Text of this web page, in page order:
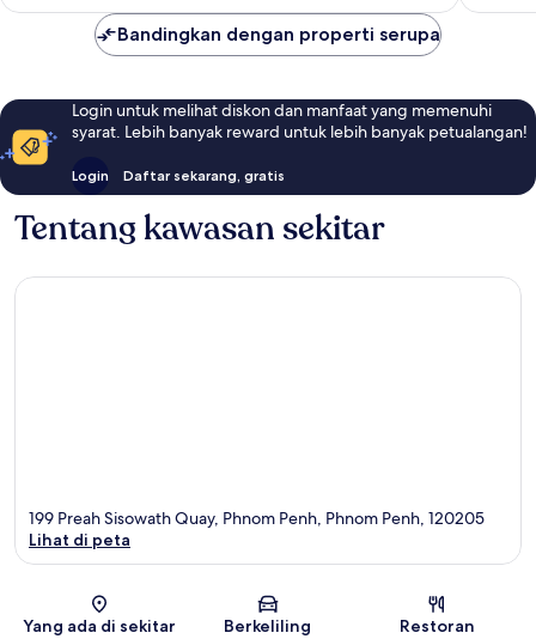
Bandingkan dengan properti serupa
Login untuk melihat diskon dan manfaat yang memenuhi
syarat. Lebih banyak reward untuk lebih banyak petualangan!
Login Daftar sekarang, gratis
Tentang kawasan sekitar
Peta
199 Preah Sisowath Quay, Phnom Penh, Phnom Penh, 120205
Lihat di peta
Yang ada di sekitar Berkeliling Restoran